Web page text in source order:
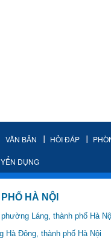
VĂN BẢN HỎI ĐÁP
DỤNG
HÀ NỘI
Láng, thành phố Hà
thành phố Hà Nội